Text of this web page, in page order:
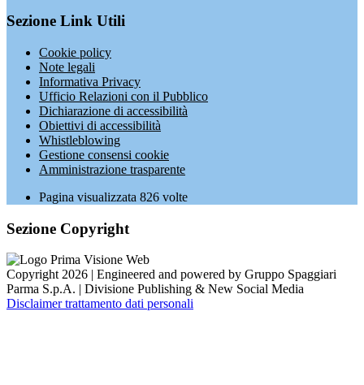
Sezione Link Utili
Cookie policy
Note legali
Informativa Privacy
Ufficio Relazioni con il Pubblico
Dichiarazione di accessibilità
Obiettivi di accessibilità
Whistleblowing
Gestione consensi cookie
Amministrazione trasparente
Pagina visualizzata 826 volte
Sezione Copyright
Copyright 2026 | Engineered and powered by Gruppo Spaggiari
Parma S.p.A. | Divisione Publishing & New Social Media
Disclaimer trattamento dati personali